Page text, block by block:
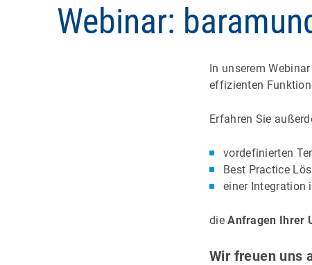
Webinar:
In unserem
effizienten
Erfahren Sie
vordefinierten
Best Practice
einer Integration
dieAnfragen Ihrer
Wir freuen uns